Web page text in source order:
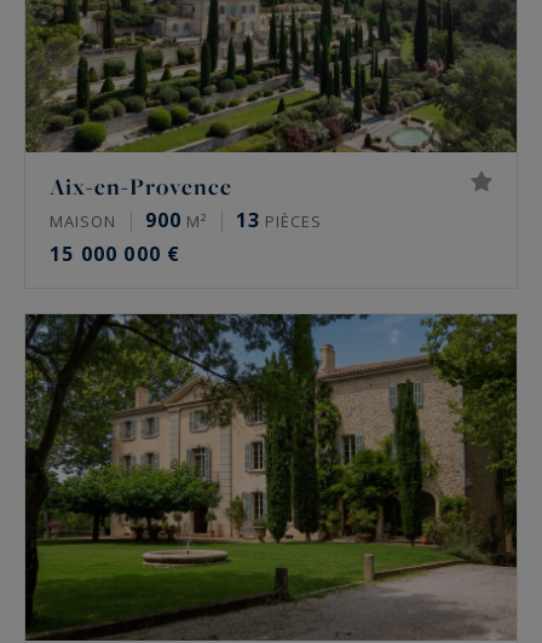
trouvons le bien qui correspond à vos attentes.
Aix-en-Provence
MAISON 900 M² 13 PIÈCES
15 000 000 €